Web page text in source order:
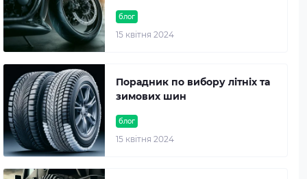
блог
15 квітня 2024
блог
15 квітня 2024
Порадник по вибору літніх та
зимових шин